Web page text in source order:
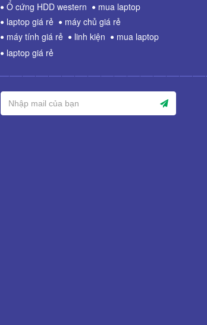
Ổ cứng HDD western
mua laptop
laptop giá rẻ
máy chủ giá rẻ
máy tính giá rẻ
linh kiện
mua laptop
laptop giá rẻ